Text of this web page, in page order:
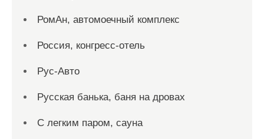
РомАн, автомоечный комплекс
Россия, конгресс-отель
Рус-Авто
Русская банька, баня на дровах
С легким паром, сауна